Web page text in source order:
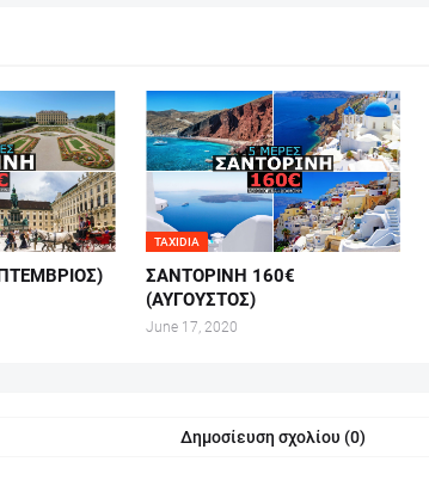
TAXIDIA
ΣΑΝΤΟΡΙΝΗ 160€
(ΑΥΓΟΥΣΤΟΣ)
June 17, 2020
Δημοσίευση σχολίου (0)